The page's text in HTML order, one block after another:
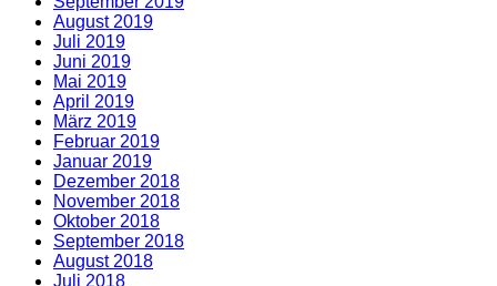
August 2019
Juli 2019
Juni 2019
Mai 2019
April 2019
März 2019
Februar 2019
Januar 2019
Dezember 2018
November 2018
Oktober 2018
September 2018
August 2018
Juli 2018